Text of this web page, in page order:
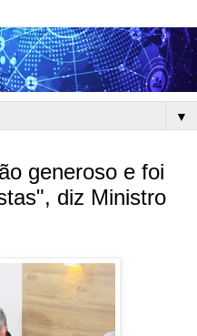
▼
generoso e foi
diz Ministro